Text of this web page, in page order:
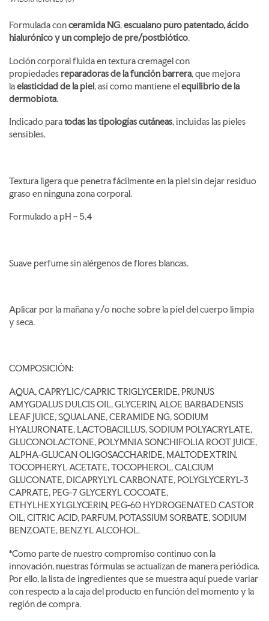
Formulada conceramida NG,escualano puro patentado, ácido
hialurónico y un complejo de pre/postbiótico.
Loción corporal fluida en textura cremagel con
propiedadesreparadoras de la función barrera, que mejora
laelasticidad de la piel, así como mantiene elequilibrio de la
dermobiota.
Indicado paratodas las tipologías cutáneas, incluidas las pieles
sensibles.
Textura ligera que penetra fácilmente en la piel sin dejar residuo
graso en ninguna zona corporal.
Formulado a pH ~ 5,4
Suave perfume sin alérgenos de flores blancas.
Aplicar por la mañana y/o noche sobre la piel del cuerpo limpia
y seca.
COMPOSICIÓN:
AQUA, CAPRYLIC/CAPRIC TRIGLYCERIDE, PRUNUS
AMYGDALUS DULCIS OIL, GLYCERIN, ALOE BARBADENSIS
LEAF JUICE, SQUALANE, CERAMIDE NG, SODIUM
HYALURONATE, LACTOBACILLUS, SODIUM POLYACRYLATE,
GLUCONOLACTONE, POLYMNIA SONCHIFOLIA ROOT JUICE,
ALPHA-GLUCAN OLIGOSACCHARIDE, MALTODEXTRIN,
TOCOPHERYL ACETATE, TOCOPHEROL, CALCIUM
GLUCONATE, DICAPRYLYL CARBONATE, POLYGLYCERYL-3
CAPRATE, PEG-7 GLYCERYL COCOATE,
ETHYLHEXYLGLYCERIN, PEG-60 HYDROGENATED CASTOR
OIL, CITRIC ACID, PARFUM, POTASSIUM SORBATE, SODIUM
BENZOATE, BENZYL ALCOHOL.
*Como parte de nuestro compromiso continuo con la
innovación, nuestras fórmulas se actualizan de manera periódica.
Por ello, la lista de ingredientes que se muestra aquí puede variar
con respecto a la caja del producto en función del momento y la
región de compra.